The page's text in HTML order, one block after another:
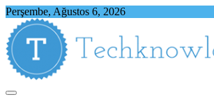
Skip
content
Perşembe, Ağustos 6, 2026